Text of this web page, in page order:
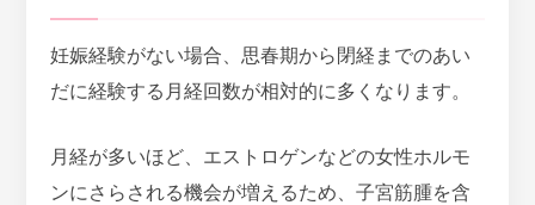
妊娠経験がない場合、思春期から閉経までのあい
だに経験する月経回数が相対的に多くなります。
月経が多いほど、エストロゲンなどの女性ホルモ
ンにさらされる機会が増えるため、子宮筋腫を含